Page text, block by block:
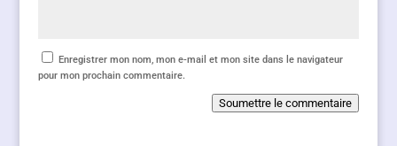
Enregistrer mon nom, mon e-mail et mon site dans le navigateur
pour mon prochain commentaire.
Soumettre le commentaire